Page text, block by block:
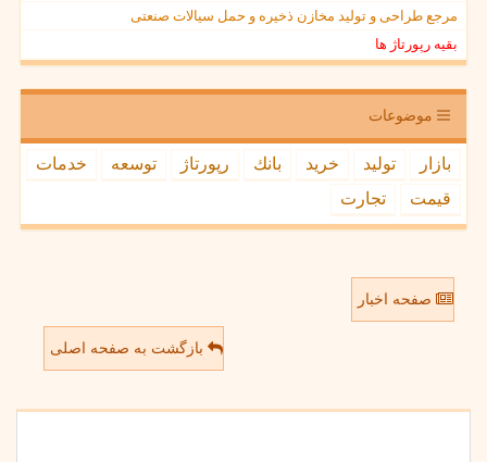
مرجع طراحی و تولید مخازن ذخیره و حمل سیالات صنعتی
بقیه رپورتاژ ها
موضوعات
بازار تولید خرید بانك رپورتاژ توسعه
خدمات
قیمت
تجارت
صفحه اخبار
بازگشت به صفحه اصلی